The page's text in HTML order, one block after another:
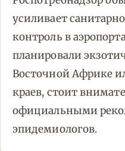
усиливает
контроль в
планировали
Восточной Африке
краев, стоит
официальными
эпидемиологов.